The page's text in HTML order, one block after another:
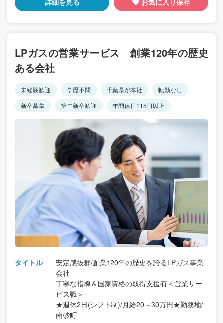
LPガスの営業サービス 創業120年の歴史
ある会社
未経験歓迎 学歴不問 千葉県が本社
転勤なし
新卒募集
第二新卒歓迎 年間休日115日以上
タイトル
安定感抜群/創業120年の歴史を誇るLPガス事業
会社
丁寧な指導＆国家資格の取得支援有＜営業サー
ビス職＞
★週休2日(シフト制)/月給20～30万円★勤務地/
南砂町